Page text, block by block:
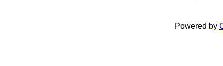
Powered by